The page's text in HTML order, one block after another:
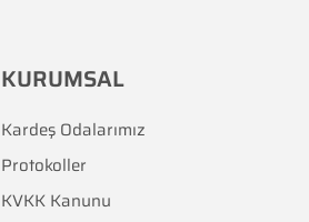
KURUMSAL
Kardeş Odalarımız
Protokoller
KVKK Kanunu